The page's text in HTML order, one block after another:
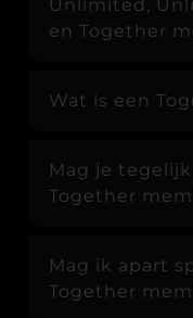
Unlimited,
en Together
Wat is een
Mag je
Together
Mag ik apart
Together